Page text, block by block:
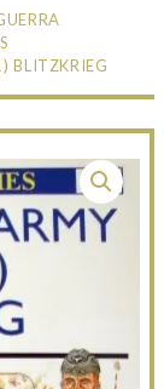
BLITZKRIEG